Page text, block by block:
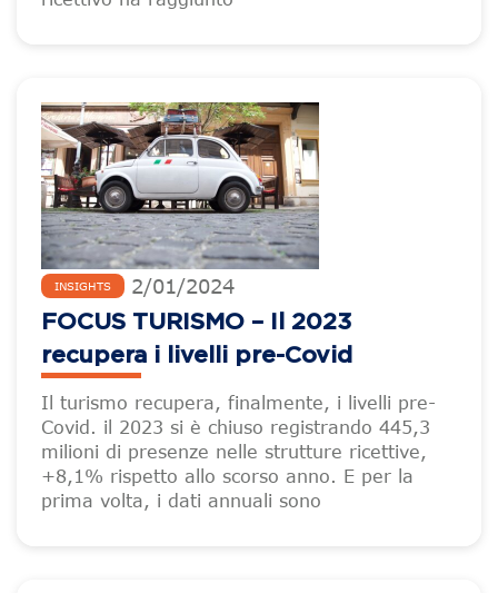
INSIGHTS 2/01/2024
FOCUS TURISMO – Il 2023
recupera i livelli pre-Covid
Il turismo recupera, finalmente, i livelli pre-
Covid. il 2023 si è chiuso registrando 445,3
milioni di presenze nelle strutture ricettive,
+8,1% rispetto allo scorso anno. E per la
prima volta, i dati annuali sono